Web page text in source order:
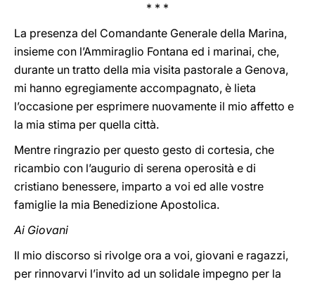
* * *
La presenza del Comandante Generale della Marina,
insieme con l’Ammiraglio Fontana ed i marinai, che,
durante un tratto della mia visita pastorale a Genova,
mi hanno egregiamente accompagnato, è lieta
l’occasione per esprimere nuovamente il mio affetto e
la mia stima per quella città.
Mentre ringrazio per questo gesto di cortesia, che
ricambio con l’augurio di serena operosità e di
cristiano benessere, imparto a voi ed alle vostre
famiglie la mia Benedizione Apostolica.
Ai Giovani
Il mio discorso si rivolge ora a voi, giovani e ragazzi,
per rinnovarvi l’invito ad un solidale impegno per la